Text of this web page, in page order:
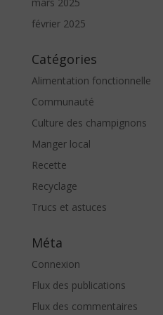
février 2025
Catégories
Alimentation fonctionnelle
Communauté
Culture des champignons
Manger local
Recette
Recyclage
Trucs et astuces
Méta
Connexion
Flux des publications
Flux des commentaires